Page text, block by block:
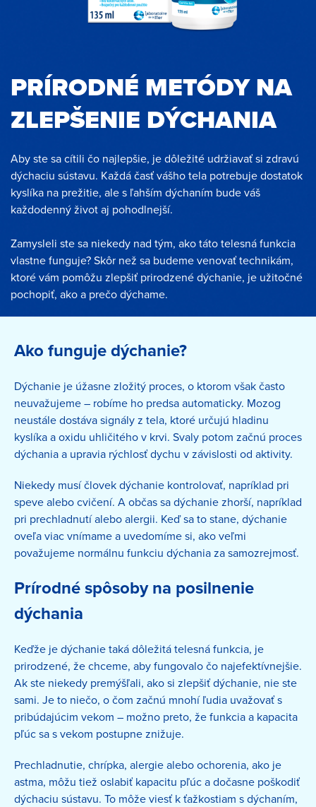
PRÍRODNÉ METÓDY NA
ZLEPŠENIE DÝCHANIA
Aby ste sa cítili čo najlepšie, je dôležité udržiavať si zdravú
dýchaciu sústavu. Každá časť vášho tela potrebuje dostatok
kyslíka na prežitie, ale s ľahším dýchaním bude váš
každodenný život aj pohodlnejší.
Zamysleli ste sa niekedy nad tým, ako táto telesná funkcia
vlastne funguje? Skôr než sa budeme venovať technikám,
ktoré vám pomôžu zlepšiť prirodzené dýchanie, je užitočné
pochopiť, ako a prečo dýchame.
Ako funguje dýchanie?
Dýchanie je úžasne zložitý proces, o ktorom však často
neuvažujeme – robíme ho predsa automaticky. Mozog
neustále dostáva signály z tela, ktoré určujú hladinu
kyslíka a oxidu uhličitého v krvi. Svaly potom začnú proces
dýchania a upravia rýchlosť dychu v závislosti od aktivity.
Niekedy musí človek dýchanie kontrolovať, napríklad pri
speve alebo cvičení. A občas sa dýchanie zhorší, napríklad
pri prechladnutí alebo alergii. Keď sa to stane, dýchanie
oveľa viac vnímame a uvedomíme si, ako veľmi
považujeme normálnu funkciu dýchania za samozrejmosť.
Prírodné spôsoby na posilnenie
dýchania
Keďže je dýchanie taká dôležitá telesná funkcia, je
prirodzené, že chceme, aby fungovalo čo najefektívnejšie.
Ak ste niekedy premýšľali, ako si zlepšiť dýchanie, nie ste
sami. Je to niečo, o čom začnú mnohí ľudia uvažovať s
pribúdajúcim vekom – možno preto, že funkcia a kapacita
pľúc sa s vekom postupne znižuje.
Prechladnutie, chrípka, alergie alebo ochorenia, ako je
astma, môžu tiež oslabiť kapacitu pľúc a dočasne poškodiť
dýchaciu sústavu. To môže viesť k ťažkostiam s dýchaním,